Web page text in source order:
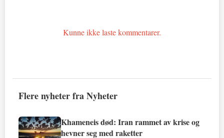
Kunne ikke laste kommentarer.
Flere nyheter fra Nyheter
Khameneis død: Iran rammet av krise og
hevner seg med raketter